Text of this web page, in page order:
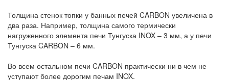
Толщина стенок топки у банных печей CARBON увеличена в
два раза. Например, толщина самого термически
нагруженного элемента печи Тунгуска INOX – 3 мм, а у печи
Тунгуска CARBON – 6 мм.
Во всем остальном печи CARBON практически ни в чем не
уступают более дорогим печам INOX.